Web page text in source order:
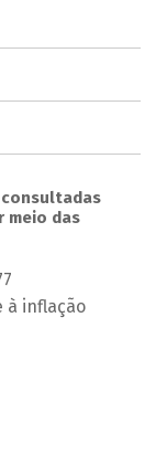
meio das
à inflação